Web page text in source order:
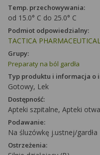
Temp. przechowywania:
od 15.0° C do 25.0° C
Podmiot odpowiedzialny:
TACTICA
Grupy:
Preparaty na ból gardła
Typ produktu i informacja o
Gotowy, Lek
Dostępność:
Apteki szpitalne, Apteki
Podawanie:
Na śluzówkę j.ustnej/gardła
Ostrzeżenia: